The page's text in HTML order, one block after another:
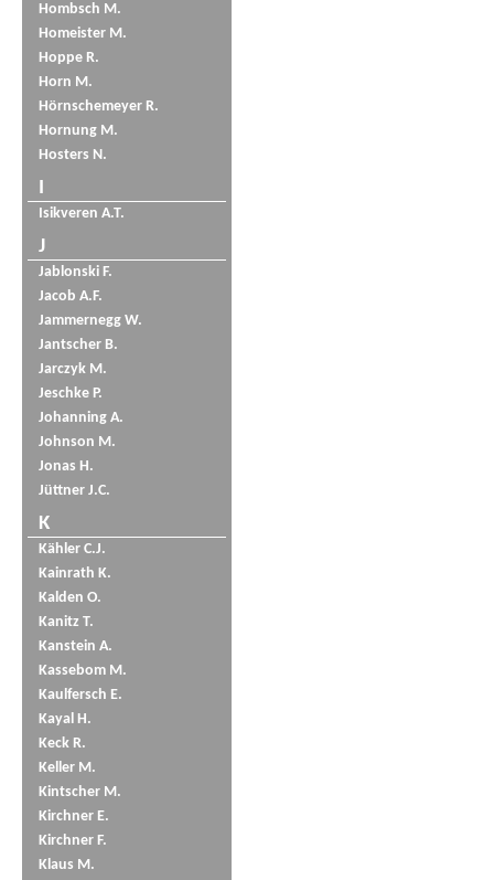
Hombsch M.
Homeister M.
Hoppe R.
Horn M.
Hörnschemeyer R.
Hornung M.
Hosters N.
I
Isikveren A.T.
J
Jablonski F.
Jacob A.F.
Jammernegg W.
Jantscher B.
Jarczyk M.
Jeschke P.
Johanning A.
Johnson M.
Jonas H.
Jüttner J.C.
K
Kähler C.J.
Kainrath K.
Kalden O.
Kanitz T.
Kanstein A.
Kassebom M.
Kaulfersch E.
Kayal H.
Keck R.
Keller M.
Kintscher M.
Kirchner E.
Kirchner F.
Klaus M.